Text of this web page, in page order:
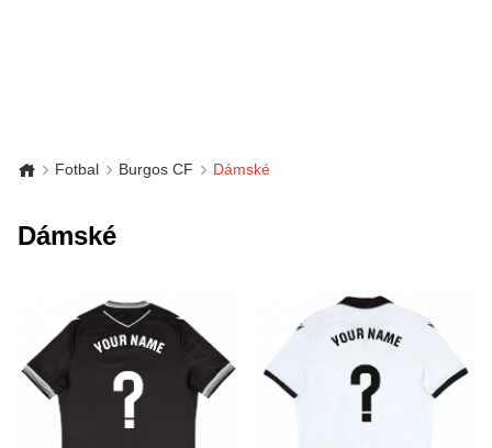
Fotbal Burgos CF Dámské
Dámské